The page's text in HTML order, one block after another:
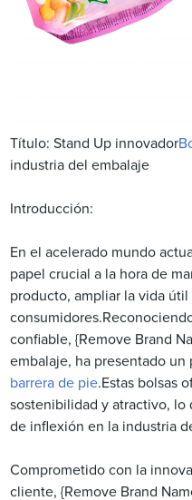
Título: Stand Up innovador
industria del embalaje
Introducción:
En el acelerado mundo
papel crucial a la hora de
producto, ampliar la vida
confiable, {Remove Brand
embalaje, ha presentado un
barrera de pie.Estas bolsas
sostenibilidad y atractivo,
de inflexión en la industria
Comprometido con la
cliente, {Remove Brand